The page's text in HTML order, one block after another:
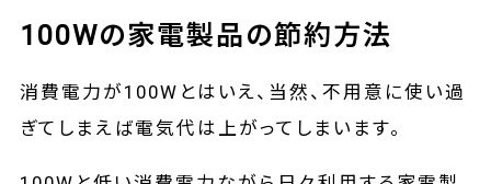
100Wの家電製品の節約方法
消費電力が100Wとはいえ、当然、不用意に使い過
ぎてしまえば電気代は上がってしまいます。